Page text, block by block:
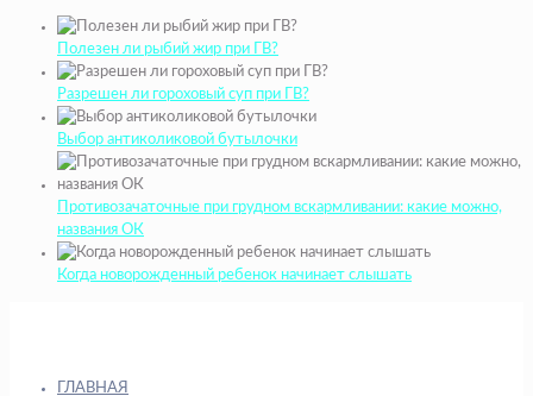
Полезен ли рыбий жир при ГВ?
Разрешен ли гороховый суп при ГВ?
Выбор антиколиковой бутылочки
Противозачаточные при грудном вскармливании: какие можно,
названия ОК
Когда новорожденный ребенок начинает слышать
ГЛАВНАЯ